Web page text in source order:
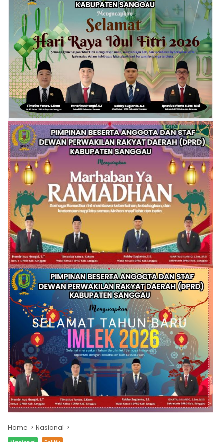
Home Nasional